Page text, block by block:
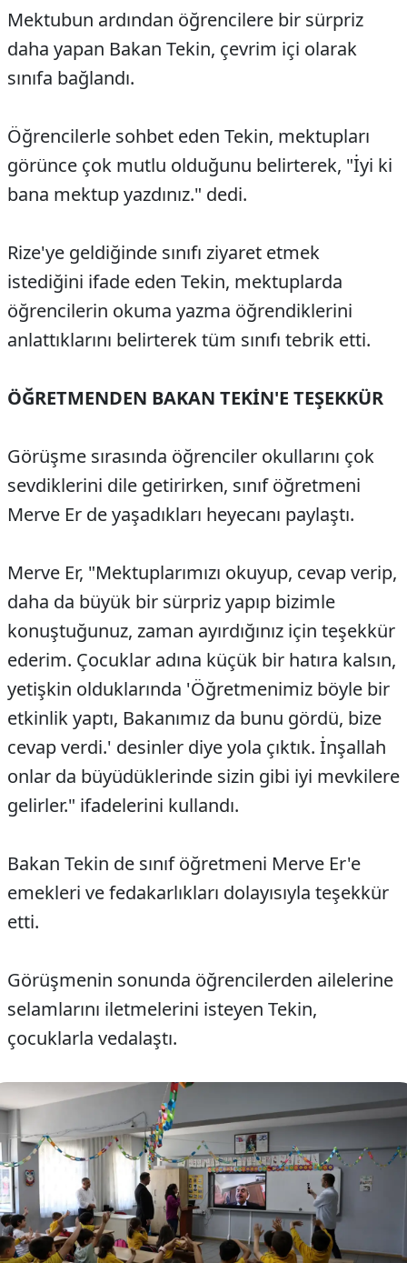
Mektubun ardından öğrencilere bir sürpriz
daha yapan Bakan Tekin, çevrim içi olarak
sınıfa bağlandı.
Öğrencilerle sohbet eden Tekin, mektupları
görünce çok mutlu olduğunu belirterek, "İyi ki
bana mektup yazdınız." dedi.
Rize'ye geldiğinde sınıfı ziyaret etmek
istediğini ifade eden Tekin, mektuplarda
öğrencilerin okuma yazma öğrendiklerini
anlattıklarını belirterek tüm sınıfı tebrik etti.
ÖĞRETMENDEN BAKAN TEKİN'E TEŞEKKÜR
Görüşme sırasında öğrenciler okullarını çok
sevdiklerini dile getirirken, sınıf öğretmeni
Merve Er de yaşadıkları heyecanı paylaştı.
Merve Er, "Mektuplarımızı okuyup, cevap verip,
daha da büyük bir sürpriz yapıp bizimle
konuştuğunuz, zaman ayırdığınız için teşekkür
ederim. Çocuklar adına küçük bir hatıra kalsın,
yetişkin olduklarında 'Öğretmenimiz böyle bir
etkinlik yaptı, Bakanımız da bunu gördü, bize
cevap verdi.' desinler diye yola çıktık. İnşallah
onlar da büyüdüklerinde sizin gibi iyi mevkilere
gelirler." ifadelerini kullandı.
Bakan Tekin de sınıf öğretmeni Merve Er'e
emekleri ve fedakarlıkları dolayısıyla teşekkür
etti.
Görüşmenin sonunda öğrencilerden ailelerine
selamlarını iletmelerini isteyen Tekin,
çocuklarla vedalaştı.